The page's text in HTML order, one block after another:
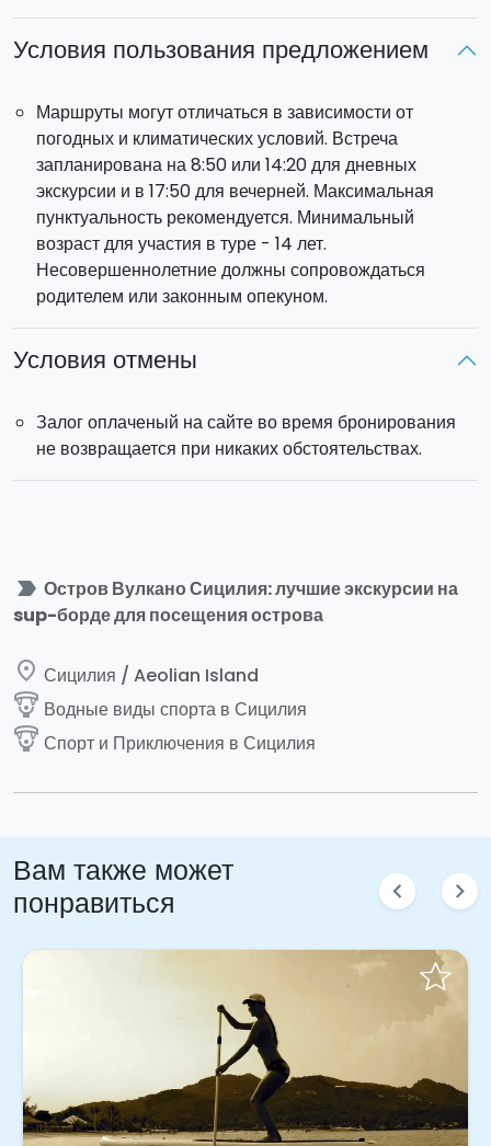
Условия пользования предложением
Маршруты могут отличаться в зависимости от
погодных и климатических условий. Встреча
запланирована на 8:50 или 14:20 для дневных
экскурсии и в 17:50 для вечерней. Максимальная
пунктуальность рекомендуется. Минимальный
возраст для участия в туре - 14 лет.
Несовершеннолетние должны сопровождаться
родителем или законным опекуном.
Условия отмены
Залог оплаченый на сайте во время бронирования
не возвращается при никаких обстоятельствах.
label_important Остров Вулкано Сицилия: лучшие экскурсии на
sup-борде для посещения острова
place Сицилия / Aeolian Island
paragliding Водные виды спорта в Сицилия
paragliding Спорт и Приключения в Сицилия
Вам также может
понравиться
chevron_left chevron_right